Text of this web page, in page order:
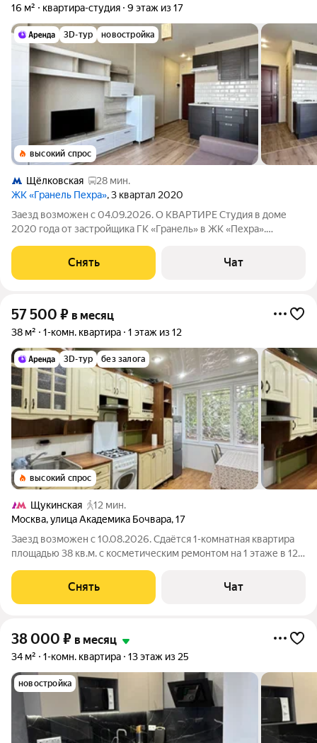
16 м² квартира-студия 9 этаж из 17
3D-тур новостройка
высокий спрос
Щёлковская
28 мин.
ЖК «Гранель Пехра», 3 квартал 2020
Заезд возможен с 04.09.2026. О КВАРТИРЕ Студия в доме
2020 года от застройщика ГК «Гранель» в ЖК «Пехра».
телевизор Мебель: кухонный гарнитур со встроенной
техникой, раскладной диван, гостиный
Снять Чат
57 500 ₽ в месяц
38 м² 1-комн. квартира 1 этаж из 12
3D-тур без залога
высокий спрос
Щукинская
12 мин.
Москва,улица Академика Бочвара,17
Заезд возможен с 10.08.2026. Сдаётся 1-комнатная квартира
площадью 38 кв.м. с косметическим ремонтом на 1 этаже в 12-
Снять Чат
38 000 ₽ в месяц
34 м² 1-комн. квартира 13 этаж из 25
новостройка